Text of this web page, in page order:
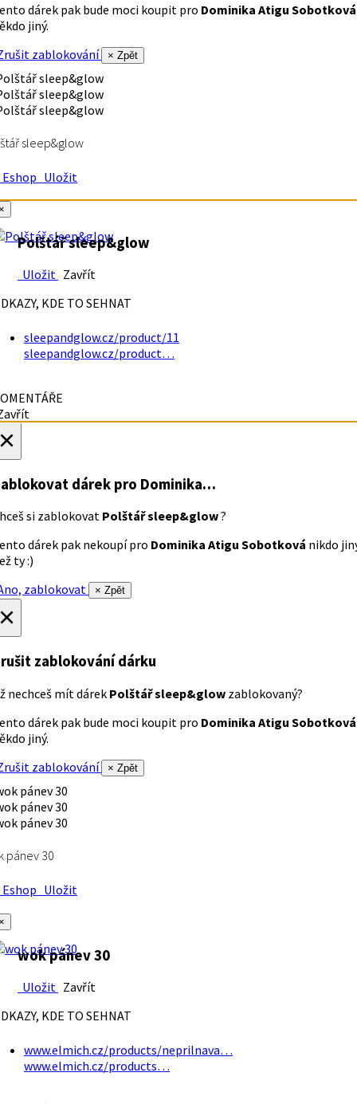
dárek pak bude moci koupit pro Dominika Atigu Sobotková
jiný.
zablokování
× Zpět
sleep&glow
Uložit
Polštář sleep&glow
Uložit Zavřít
KDE TO SEHNAT
sleepandglow.cz/product/11
sleepandglow.cz/product…
dárek pro Dominika…
si zablokovat Polštář sleep&glow?
dárek pak nekoupí pro Dominika Atigu Sobotková nikdo
ty :)
zablokovat
× Zpět
zablokování dárku
nechceš mít dárek Polštář sleep&glow zablokovaný?
dárek pak bude moci koupit pro Dominika Atigu Sobotková
jiný.
zablokování
× Zpět
pánev 30
Uložit
wok pánev 30
Uložit Zavřít
KDE TO SEHNAT
www.elmich.cz/products/neprilnava…
www.elmich.cz/products…